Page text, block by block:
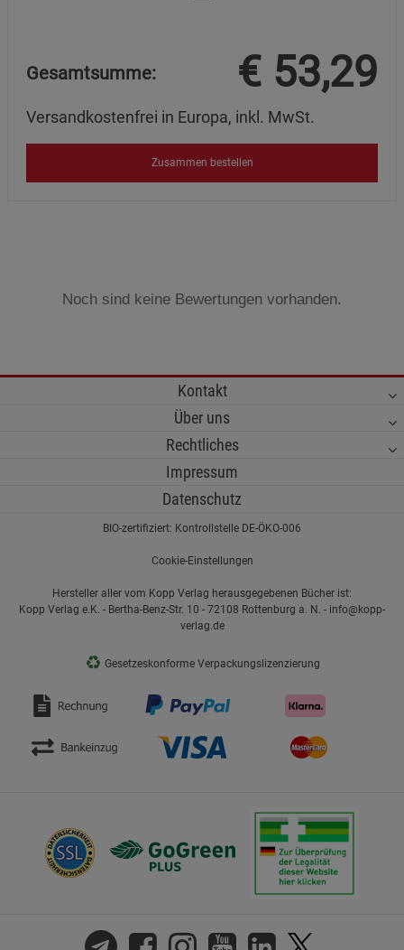
Gesamtsumme: € 53,29
Versandkostenfrei in Europa, inkl. MwSt.
Zusammen bestellen
Noch sind keine Bewertungen vorhanden.
Kontakt
Über uns
Rechtliches
Impressum
Datenschutz
BIO-zertifiziert: Kontrollstelle DE-ÖKO-006
Cookie-Einstellungen
Hersteller aller vom Kopp Verlag herausgegebenen Bücher ist:
Kopp Verlag e.K. - Bertha-Benz-Str. 10 - 72108 Rottenburg a. N. - info@kopp-
verlag.de
♻ Gesetzeskonforme Verpackungslizenzierung